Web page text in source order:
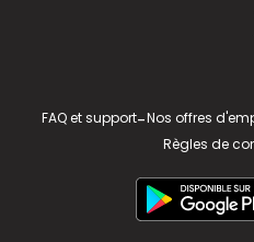
FAQ et support-Nos offres
Règles de